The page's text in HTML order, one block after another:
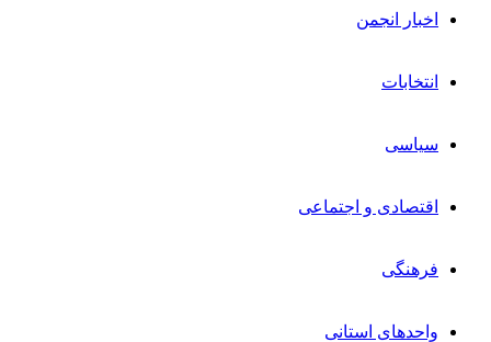
اخبار انجمن
انتخابات
سیاسی
اقتصادی و اجتماعی
فرهنگی
واحدهای استانی